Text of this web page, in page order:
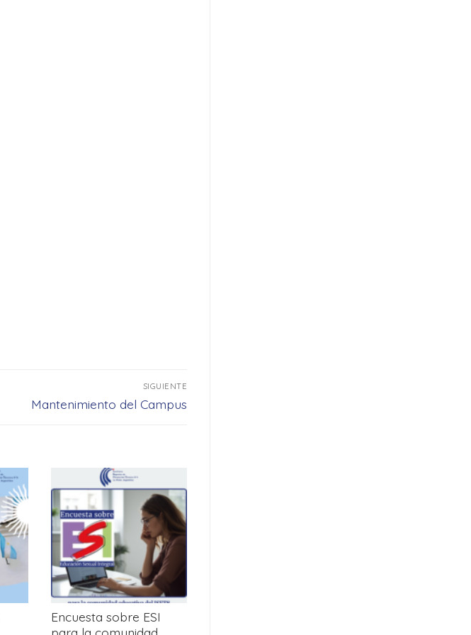
SIGUIENTE
Entrada
Mantenimiento del Campus
Encuesta sobre ESI